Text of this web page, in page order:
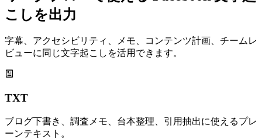
こしを出力
字幕、アクセシビリティ、メモ、コンテンツ計画、チームレ
ビューに同じ文字起こしを活用できます。
TXT
ブログ下書き、調査メモ、台本整理、引用抽出に使えるプレ
ーンテキスト。